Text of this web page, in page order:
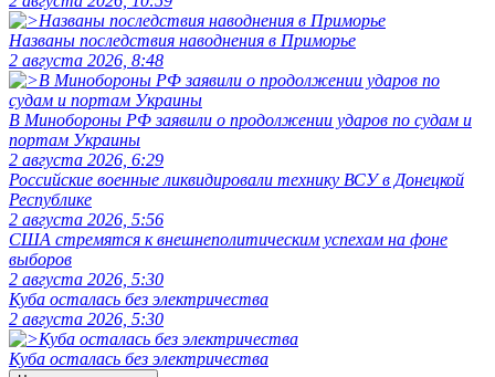
Названы последствия наводнения в Приморье
2 августа 2026, 8:48
В Минобороны РФ заявили о продолжении ударов по судам и
портам Украины
2 августа 2026, 6:29
Российские военные ликвидировали технику ВСУ в Донецкой
Республике
2 августа 2026, 5:56
США стремятся к внешнеполитическим успехам на фоне
выборов
2 августа 2026, 5:30
Куба осталась без электричества
2 августа 2026, 5:30
Куба осталась без электричества